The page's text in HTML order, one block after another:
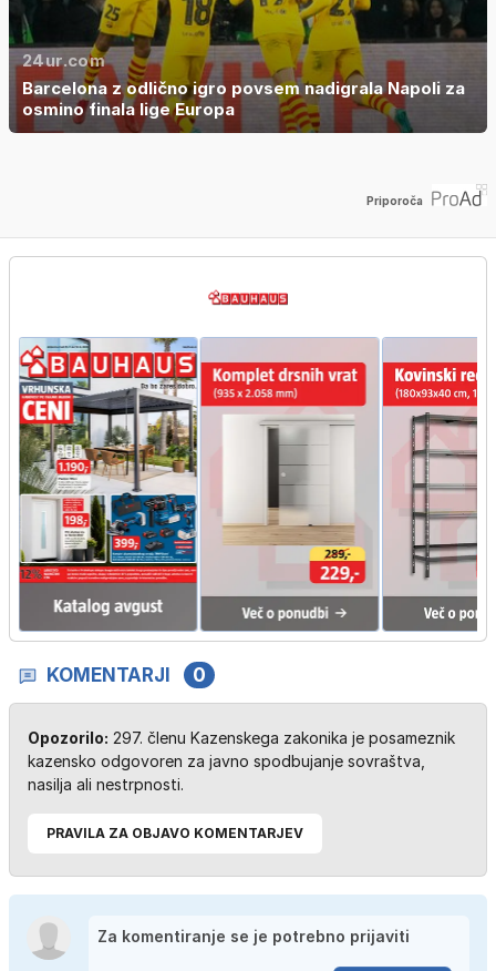
24ur.com
Barcelona z odlično igro povsem nadigrala Napoli za
osmino finala lige Europa
Priporoča
KOMENTARJI 0
Opozorilo: 297. členu Kazenskega zakonika je posameznik
kazensko odgovoren za javno spodbujanje sovraštva,
nasilja ali nestrpnosti.
PRAVILA ZA OBJAVO KOMENTARJEV